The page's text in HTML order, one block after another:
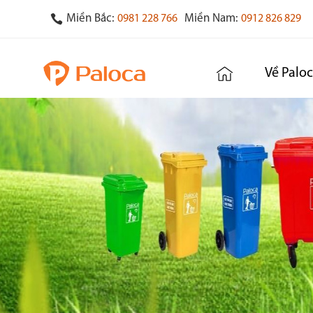
Miền Bắc: 0981 228 766 Miền Nam: 0912 826 829
Về